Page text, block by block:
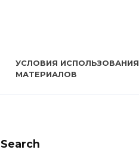
УСЛОВИЯ ИСПОЛЬЗОВАНИЯ
МАТЕРИАЛОВ
Search